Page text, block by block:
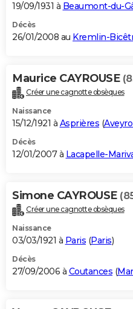
19/09/1931 à Beaumont-du-
Décès
26/01/2008 au Kremlin-
Maurice CAYROUSE
Créer une cagnotte obsèques
Naissance
15/12/1921 à Asprières (
Décès
12/01/2007 à Lacapelle-
Simone CAYROUSE
Créer une cagnotte obsèques
Naissance
03/03/1921 à Paris (Paris)
Décès
27/09/2006 à Coutances (